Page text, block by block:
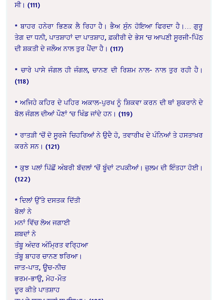
ਸੀ। (111)
* ਬਾਹਰ ਹਨੇਰਾ ਭਿਣਕ ਲੈ ਰਿਹਾ ਹੈ। ਭੈਅ ਸੁੰਨ ਹੋਇਆ ਫਿਰਦਾ ਹੈ।… ਗੁਰੂ
ਤੇਗ ਦਾ ਧਨੀ, ਪਾਤਸ਼ਾਹਾਂ ਦਾ ਪਾਤਸ਼ਾਹ, ਫ਼ਕੀਰੀ ਦੇ ਭੇਸ ‘ਚ ਆਪਣੀ ਸੂਰਜੀ-ਪਿੱਠ
ਦੀ ਸ਼ਕਤੀ ਦੇ ਜਲੌਅ ਨਾਲ ਤੁਰ ਪੈਂਦਾ ਹੈ। (117)
* ਚਾਰੇ ਪਾਸੇ ਜੰਗਲ ਹੀ ਜੰਗਲ, ਚਾਨਣ ਦੀ ਰਿਸ਼ਮ ਨਾਲ- ਨਾਲ ਤੁਰ ਰਹੀ ਹੈ।
(118)
* ਅਜਿਹੇ ਕਹਿਰ ਦੇ ਪਹਿਰ ਅਕਾਲ-ਪੁਰਖ ਨੂੰ ਸ਼ਿਕਵਾ ਕਰਨ ਦੀ ਥਾਂ ਸ਼ੁਕਰਾਨੇ ਦੇ
ਬੋਲ ਜੰਗਲ ਦੀਆਂ ਪੌਣਾਂ ‘ਚ ਖਿੰਡ ਜਾਂਦੇ ਹਨ। (119)
* ਰਾਤੜੀ ‘ਚੋਂ ਦੋ ਸੂਰਜੇ ਚਿਹਰਿਆਂ ਨੇ ਉਦੈ ਹੋ, ਤਵਾਰੀਖ ਦੇ ਪੰਨਿਆਂ ਤੇ ਹਸਤਾਖ਼ਰ
ਕਰਨੇ ਸਨ। (121)
* ਕੁਝ ਪਲਾਂ ਪਿੱਛੋਂ ਅੰਬਰੀ ਬੱਦਲਾਂ ‘ਚੋਂ ਬੂੰਦਾਂ ਟਪਕੀਆਂ। ਜ਼ੁਲਮ ਦੀ ਇੰਤਹਾ ਹੋਈ।
(122)
* ਦਿਲਾਂ ਉੱਤੇ ਦਸਤਕ ਦਿੱਤੀ
ਬੋਲਾਂ ਨੇ
ਮਨਾਂ ਵਿੱਚ ਲੋਅ ਜਗਾਈ
ਸ਼ਬਦਾਂ ਨੇ
ਤੰਬੂ ਅੰਦਰ ਅੰਮ੍ਰਿਤ ਵਰ੍ਹਿਆ
ਤੰਬੂ ਬਾਹਰ ਚਾਨਣ ਝਰਿਆ।
ਜਾਤ-ਪਾਤ, ਊਚ-ਨੀਚ
ਭਰਮ-ਭਾਉ, ਮੋਹ-ਮੌਤ
ਦੂਰ ਕੀਤੇ ਪਾਤਸ਼ਾਹ